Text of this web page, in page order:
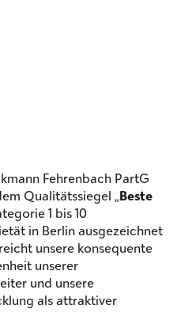
Fehrenbach PartG
Qualitätssiegel „Beste
1 bis 10
in Berlin ausgezeichnet
unsere konsequente
unserer
und unsere
als attraktiver